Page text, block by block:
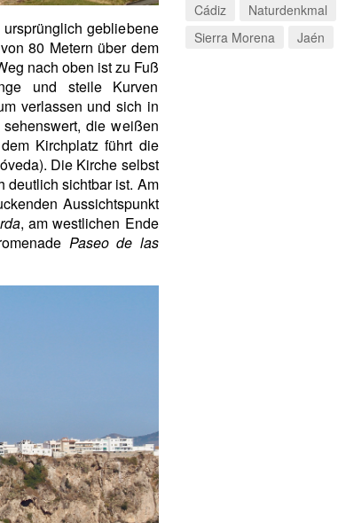
gebliebene
80 Metern über dem
nach oben ist zu Fuß
und steile Kurven
verlassen und sich in
die weißen
Kirchplatz führt die
Die Kirche selbst
deutlich sichtbar ist. Am
Aussichtspunkt
, am westlichen Ende
Paseo de las
Cádiz
Naturdenkmal
Sierra Morena
Jaén